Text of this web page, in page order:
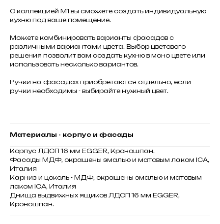
С коллекцией М1 вы сможете создать индивидуальную
кухню под ваше помещение.
Можете комбинировать варианты фасадов с
различными вариантами цвета. Выбор цветового
решения позволит вам создать кухню в моно цвете или
использовать несколько вариантов.
Ручки на фасадах приобретаются отдельно, если
ручки необходимы - выбирайте нужный цвет.
Материалы - корпус и фасады
Корпус ЛДСП 16 мм EGGER, Кроношпан.
Фасады МДФ, окрашены эмалью и матовым лаком ICA,
Италия
Карниз и цоколь - МДФ, окрашены эмалью и матовым
лаком ICA, Италия
Днища выдвижных ящиков ЛДСП 16 мм EGGER,
Кроношпан.